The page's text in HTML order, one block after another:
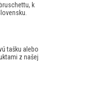
k
tašku alebo
z našej